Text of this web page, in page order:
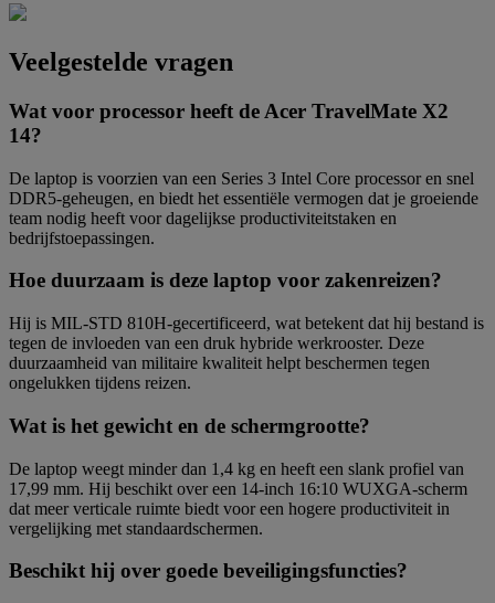
Veelgestelde vragen
Wat voor processor heeft de Acer TravelMate X2
14?
De laptop is voorzien van een Series 3 Intel Core processor en snel
DDR5-geheugen, en biedt het essentiële vermogen dat je groeiende
team nodig heeft voor dagelijkse productiviteitstaken en
bedrijfstoepassingen.
Hoe duurzaam is deze laptop voor zakenreizen?
Hij is MIL-STD 810H-gecertificeerd, wat betekent dat hij bestand is
tegen de invloeden van een druk hybride werkrooster. Deze
duurzaamheid van militaire kwaliteit helpt beschermen tegen
ongelukken tijdens reizen.
Wat is het gewicht en de schermgrootte?
De laptop weegt minder dan 1,4 kg en heeft een slank profiel van
17,99 mm. Hij beschikt over een 14-inch 16:10 WUXGA-scherm
dat meer verticale ruimte biedt voor een hogere productiviteit in
vergelijking met standaardschermen.
Beschikt hij over goede beveiligingsfuncties?